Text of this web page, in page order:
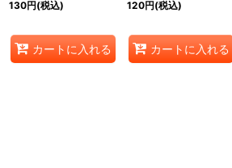
130円(税込)
カートに入れる
120円(税込)
カートに入れる